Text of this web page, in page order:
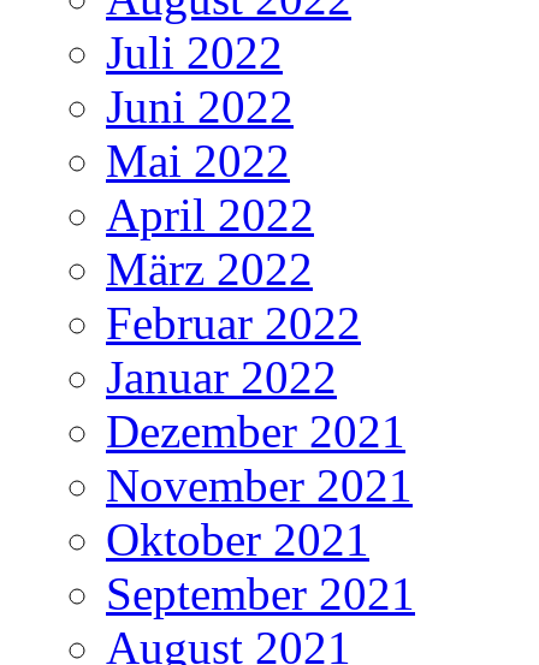
Juli 2022
Juni 2022
Mai 2022
April 2022
März 2022
Februar 2022
Januar 2022
Dezember 2021
November 2021
Oktober 2021
September 2021
August 2021